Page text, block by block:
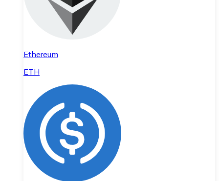
Ethereum
ETH